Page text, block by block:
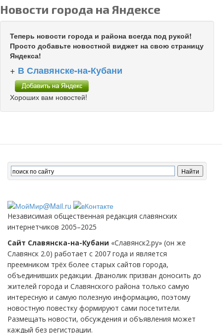
Новости города на Яндексе
Теперь новости города и района всегда под рукой!
Просто добавьте новостной виджет на свою страницу
Яндекса!
+ В Славянске-на-Кубани
Хороших вам новостей!
Независимая общественная редакция славянских
интернетчиков 2005–2025
Сайт Славянска-на-Кубани «Славянск2.ру» (он же
Славянск 2.0) работает с 2007 года и является
преемником трёх более старых сайтов города,
объединивших редакции. Дванолик призван доносить до
жителей города и Славянского района только самую
интересную и самую полезную информацию, поэтому
новостную повестку формируют сами посетители.
Размещать новости, обсуждения и объявления может
каждый без регистрации.